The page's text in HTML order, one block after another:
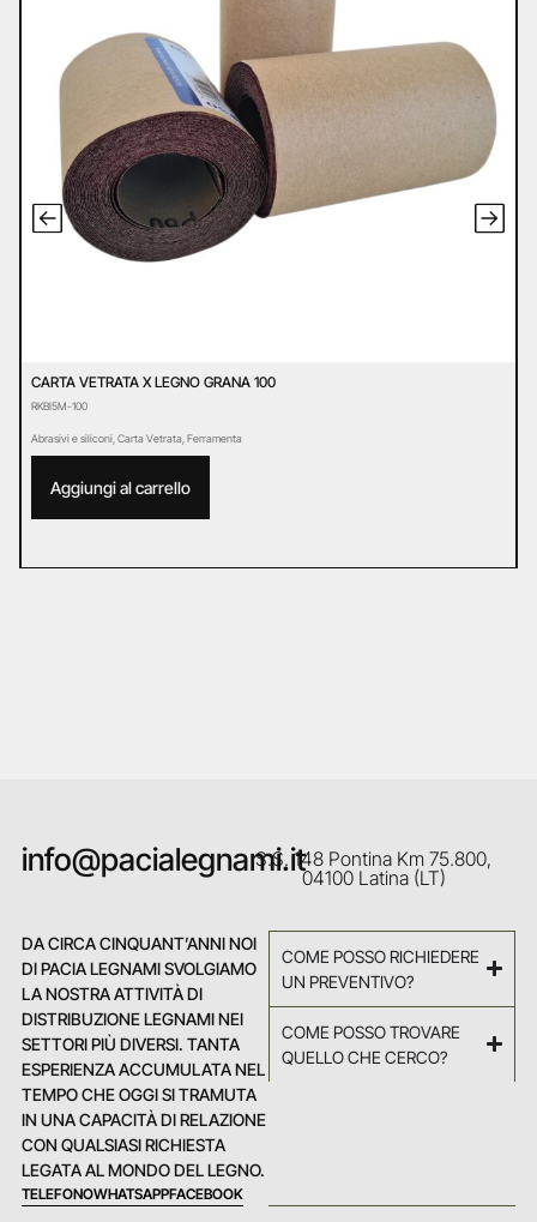
CARTA VETRATA X LEGNO GRANA 100
RKBI5M-100
Abrasivi e siliconi Carta Vetrata Ferramenta
Aggiungi al carrello
info@pacialegnami.itS.S. 148 Pontina Km 75.800,
04100 Latina (LT)
DA CIRCA CINQUANT’ANNI NOI
DI PACIA LEGNAMI SVOLGIAMO
LA NOSTRA ATTIVITÀ DI
DISTRIBUZIONE LEGNAMI NEI
SETTORI PIÙ DIVERSI. TANTA
ESPERIENZA ACCUMULATA NEL
TEMPO CHE OGGI SI TRAMUTA
IN UNA CAPACITÀ DI RELAZIONE
CON QUALSIASI RICHIESTA
LEGATA AL MONDO DEL LEGNO.
TELEFONOWHATSAPPFACEBOOK
COME POSSO RICHIEDERE
UN PREVENTIVO?
COME POSSO TROVARE
QUELLO CHE CERCO?